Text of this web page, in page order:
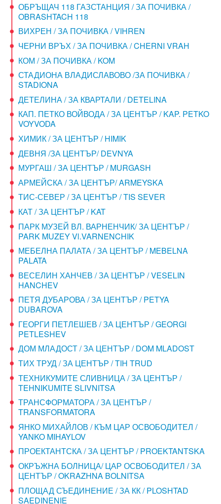
ОБРЪЩАЧ 118 ГАЗСТАНЦИЯ / ЗА ПОЧИВКА /
OBRASHTACH 118
ВИХРЕН / ЗА ПОЧИВКА / VIHREN
ЧЕРНИ ВРЪХ / ЗА ПОЧИВКА / CHERNI VRAH
КОМ / ЗА ПОЧИВКА / KOM
СТАДИОНА ВЛАДИСЛАВОВО /ЗА ПОЧИВКА /
STADIONA
ДЕТЕЛИНА / ЗА КВАРТАЛИ / DETELINA
КАП. ПЕТКО ВОЙВОДА / ЗА ЦЕНТЪР / KAP. PETKO
VOYVODA
ХИМИК / ЗА ЦЕНТЪР / HIMIK
ДЕВНЯ /ЗА ЦЕНТЪР/ DEVNYA
МУРГАШ / ЗА ЦЕНТЪР / MURGASH
АРМЕЙСКА / ЗА ЦЕНТЪР/ ARMEYSKA
ТИС-СЕВЕР / ЗА ЦЕНТЪР / TIS SEVER
КАТ / ЗА ЦЕНТЪР / KAT
ПАРК МУЗЕЙ ВЛ. ВАРНЕНЧИК/ ЗА ЦЕНТЪР /
PARK MUZEY Vl.VARNENCHIK
МЕБЕЛНА ПАЛАТА / ЗА ЦЕНТЪР / MEBELNA
PALATA
ВЕСЕЛИН ХАНЧЕВ / ЗА ЦЕНТЪР / VESELIN
HANCHEV
ПЕТЯ ДУБАРОВА / ЗА ЦЕНТЪР / PETYA
DUBAROVA
ГЕОРГИ ПЕТЛЕШЕВ / ЗА ЦЕНТЪР / GEORGI
PETLESHEV
ДОМ МЛАДОСТ / ЗА ЦЕНТЪР / DOM MLADOST
ТИХ ТРУД / ЗА ЦЕНТЪР / TIH TRUD
ТЕХНИКУМИТЕ СЛИВНИЦА / ЗА ЦЕНТЪР /
TEHNIKUMITE SLIVNITSA
ТРАНСФОРМАТОРА / ЗА ЦЕНТЪР /
TRANSFORMATORA
ЯНКО МИХАЙЛОВ / КЪМ ЦАР ОСВОБОДИТЕЛ /
YANKO MIHAYLOV
ПРОЕКТАНТСКА / ЗА ЦЕНТЪР / PROEKTANTSKA
ОКРЪЖНА БОЛНИЦА/ ЦАР ОСВОБОДИТЕЛ / ЗА
ЦЕНТЪР / OKRAZHNA BOLNITSA
ПЛОЩАД СЪЕДИНЕНИЕ / ЗА КК / PLOSHTAD
SAEDINENIE